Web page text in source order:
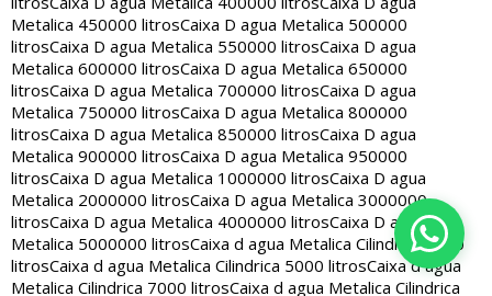
Metalica 450000 litrosCaixa D agua Metalica 500000
litrosCaixa D agua Metalica 550000 litrosCaixa D agua
Metalica 600000 litrosCaixa D agua Metalica 650000
litrosCaixa D agua Metalica 700000 litrosCaixa D agua
Metalica 750000 litrosCaixa D agua Metalica 800000
litrosCaixa D agua Metalica 850000 litrosCaixa D agua
Metalica 900000 litrosCaixa D agua Metalica 950000
litrosCaixa D agua Metalica 1000000 litrosCaixa D agua
Metalica 2000000 litrosCaixa D agua Metalica 3000000
litrosCaixa D agua Metalica 4000000 litrosCaixa D agua
Metalica 5000000 litrosCaixa d agua Metalica Cilindrica 2000
litrosCaixa d agua Metalica Cilindrica 5000 litrosCaixa d agua
Metalica Cilindrica 7000 litrosCaixa d agua Metalica Cilindrica